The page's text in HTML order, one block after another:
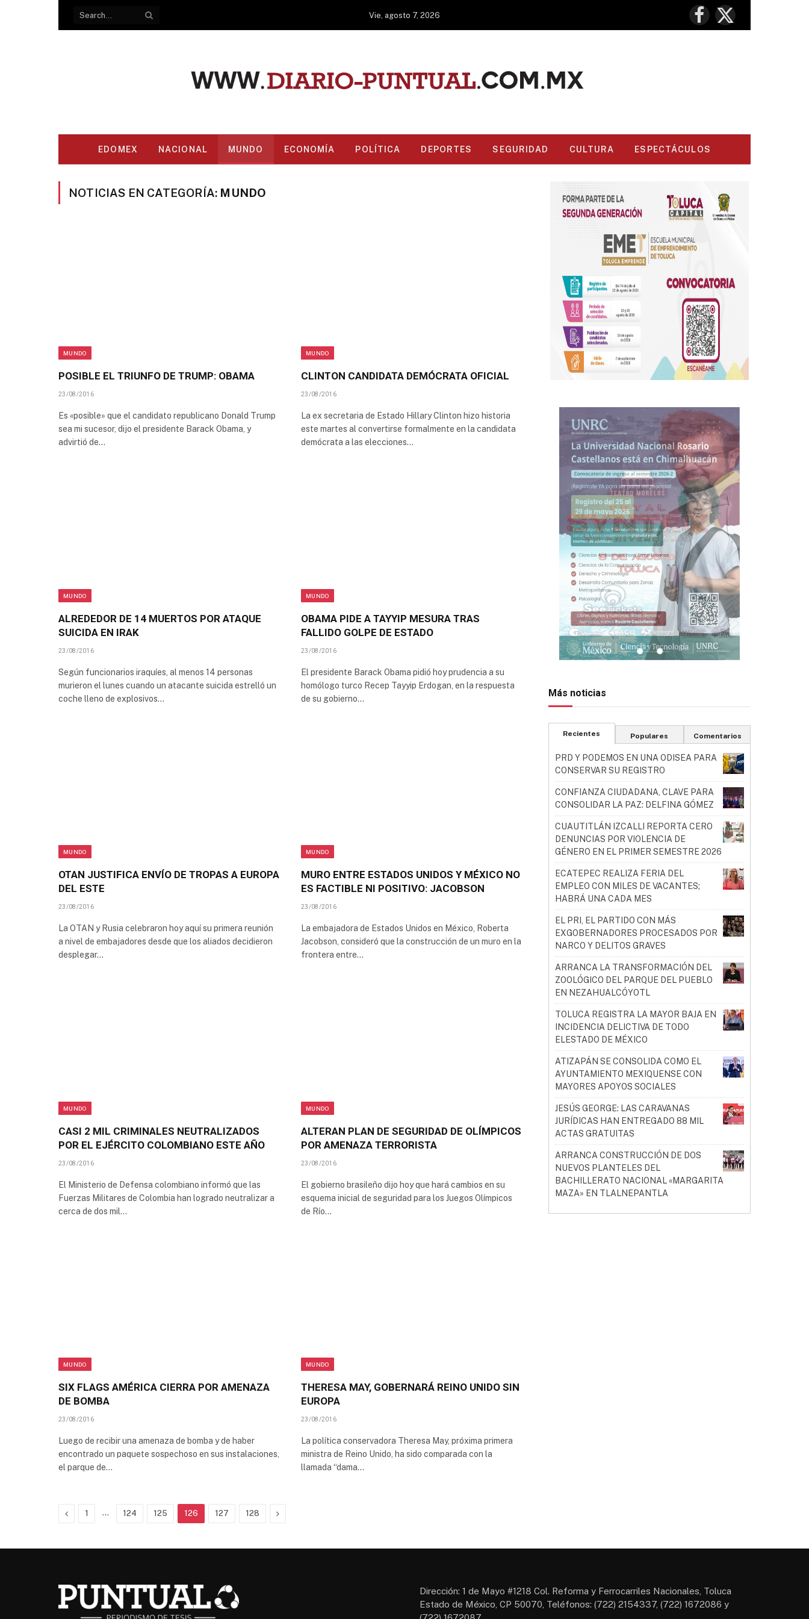
Vie, agosto 7, 2026
Facebook
X
(Twitter)
EDOMEX NACIONAL MUNDO ECONOMÍA POLÍTICA DEPORTES SEGURIDAD CULTURA ESPECTÁCULOS
NOTICIAS EN CATEGORÍA: MUNDO
MUNDO
POSIBLE EL TRIUNFO DE TRUMP: OBAMA
23/08/2016
Es «posible» que el candidato republicano Donald Trump
sea mi sucesor, dijo el presidente Barack Obama, y
advirtió de…
MUNDO
CLINTON CANDIDATA DEMÓCRATA OFICIAL
23/08/2016
La ex secretaria de Estado Hillary Clinton hizo historia
este martes al convertirse formalmente en la candidata
demócrata a las elecciones…
MUNDO
ALREDEDOR DE 14 MUERTOS POR ATAQUE
SUICIDA EN IRAK
23/08/2016
Según funcionarios iraquíes, al menos 14 personas
murieron el lunes cuando un atacante suicida estrelló un
coche lleno de explosivos…
MUNDO
OBAMA PIDE A TAYYIP MESURA TRAS
FALLIDO GOLPE DE ESTADO
23/08/2016
El presidente Barack Obama pidió hoy prudencia a su
homólogo turco Recep Tayyip Erdogan, en la respuesta
de su gobierno…
MUNDO
OTAN JUSTIFICA ENVÍO DE TROPAS A EUROPA
DEL ESTE
23/08/2016
La OTAN y Rusia celebraron hoy aquí su primera reunión
a nivel de embajadores desde que los aliados decidieron
desplegar…
MUNDO
MURO ENTRE ESTADOS UNIDOS Y MÉXICO NO
ES FACTIBLE NI POSITIVO: JACOBSON
23/08/2016
La embajadora de Estados Unidos en México, Roberta
Jacobson, consideró que la construcción de un muro en la
frontera entre…
MUNDO
CASI 2 MIL CRIMINALES NEUTRALIZADOS
POR EL EJÉRCITO COLOMBIANO ESTE AÑO
23/08/2016
El Ministerio de Defensa colombiano informó que las
Fuerzas Militares de Colombia han logrado neutralizar a
cerca de dos mil…
MUNDO
ALTERAN PLAN DE SEGURIDAD DE OLÍMPICOS
POR AMENAZA TERRORISTA
23/08/2016
El gobierno brasileño dijo hoy que hará cambios en su
esquema inicial de seguridad para los Juegos Olímpicos
de Río…
MUNDO
SIX FLAGS AMÉRICA CIERRA POR AMENAZA
DE BOMBA
23/08/2016
Luego de recibir una amenaza de bomba y de haber
encontrado un paquete sospechoso en sus instalaciones,
el parque de…
MUNDO
THERESA MAY, GOBERNARÁ REINO UNIDO SIN
EUROPA
23/08/2016
La política conservadora Theresa May, próxima primera
ministra de Reino Unido, ha sido comparada con la
llamada “dama…
Previous
1 … 124 125 126 127 128 Next
Más noticias
Recientes Populares Comentarios
PRD Y PODEMOS EN UNA ODISEA PARA
CONSERVAR SU REGISTRO
CONFIANZA CIUDADANA, CLAVE PARA
CONSOLIDAR LA PAZ: DELFINA GÓMEZ
CUAUTITLÁN IZCALLI REPORTA CERO
DENUNCIAS POR VIOLENCIA DE
GÉNERO EN EL PRIMER SEMESTRE 2026
ECATEPEC REALIZA FERIA DEL
EMPLEO CON MILES DE VACANTES;
HABRÁ UNA CADA MES
EL PRI, EL PARTIDO CON MÁS
EXGOBERNADORES PROCESADOS POR
NARCO Y DELITOS GRAVES
ARRANCA LA TRANSFORMACIÓN DEL
ZOOLÓGICO DEL PARQUE DEL PUEBLO
EN NEZAHUALCÓYOTL
TOLUCA REGISTRA LA MAYOR BAJA EN
INCIDENCIA DELICTIVA DE TODO
ELESTADO DE MÉXICO
ATIZAPÁN SE CONSOLIDA COMO EL
AYUNTAMIENTO MEXIQUENSE CON
MAYORES APOYOS SOCIALES
JESÚS GEORGE: LAS CARAVANAS
JURÍDICAS HAN ENTREGADO 88 MIL
ACTAS GRATUITAS
ARRANCA CONSTRUCCIÓN DE DOS
NUEVOS PLANTELES DEL
BACHILLERATO NACIONAL «MARGARITA
MAZA» EN TLALNEPANTLA
Dirección: 1 de Mayo #1218 Col. Reforma y Ferrocarriles Nacionales, Toluca
Estado de México, CP 50070, Teléfonos: (722) 2154337, (722) 1672086 y